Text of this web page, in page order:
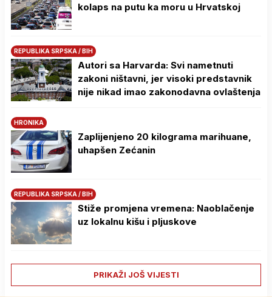
kolaps na putu ka moru u Hrvatskoj
REPUBLIKA SRPSKA / BIH
Autori sa Harvarda: Svi nametnuti
zakoni ništavni, jer visoki predstavnik
nije nikad imao zakonodavna ovlaštenja
HRONIKA
Zaplijenjeno 20 kilograma marihuane,
uhapšen Zećanin
REPUBLIKA SRPSKA / BIH
Stiže promjena vremena: Naoblačenje
uz lokalnu kišu i pljuskove
PRIKAŽI JOŠ VIJESTI